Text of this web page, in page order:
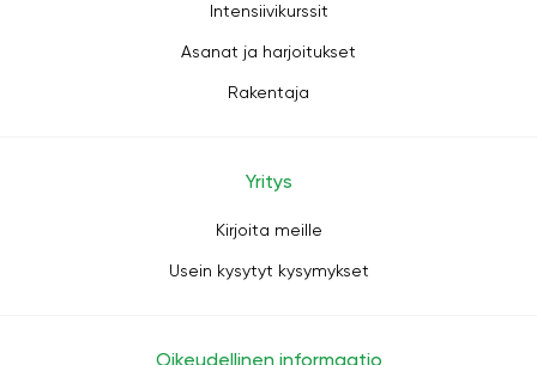
Intensiivikurssit
Asanat ja harjoitukset
Rakentaja
Yritys
Kirjoita meille
Usein kysytyt kysymykset
Oikeudellinen informaatio